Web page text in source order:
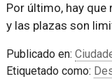
Por último, hay
y las plazas son
Publicado en:
Etiquetado como: